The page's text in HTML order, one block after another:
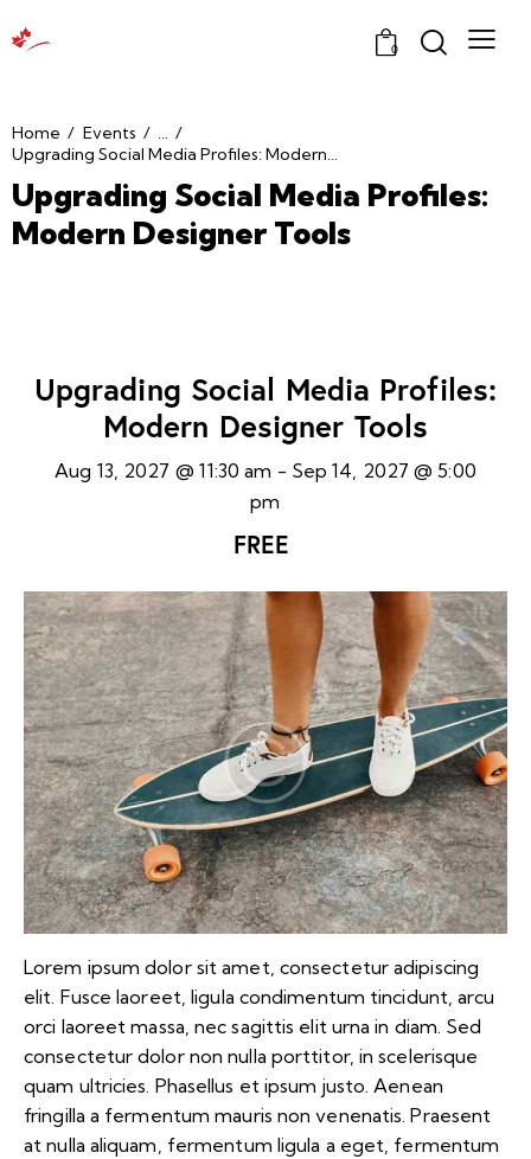
0
Home Events
...
Upgrading Social Media Profiles: Modern...
Upgrading Social Media Profiles:
Modern Designer Tools
Upgrading Social Media Profiles:
Modern Designer Tools
Aug 13, 2027 @ 11:30 am - Sep 14, 2027 @ 5:00
pm
FREE
Lorem ipsum dolor sit amet, consectetur adipiscing
elit. Fusce laoreet, ligula condimentum tincidunt, arcu
orci laoreet massa, nec sagittis elit urna in diam. Sed
consectetur dolor non nulla porttitor, in scelerisque
quam ultricies. Phasellus et ipsum justo. Aenean
fringilla a fermentum mauris non venenatis. Praesent
at nulla aliquam, fermentum ligula a eget, fermentum